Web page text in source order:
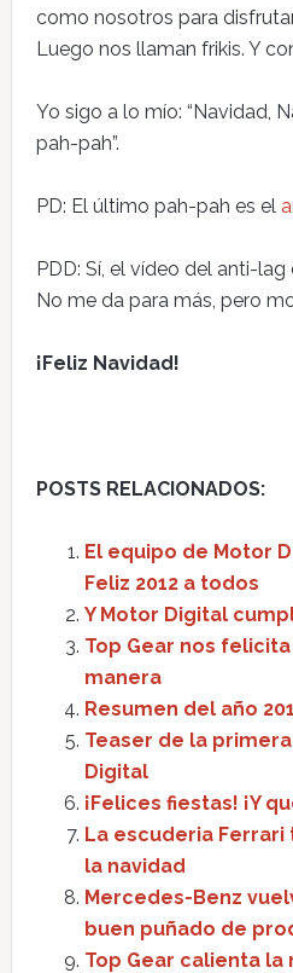
como nosotros para
Luego nos llaman frikis. Y
Yo sigo a lo mío: “Navidad,
pah-pah”.
PD: El último pah-pah es el
PDD: Sí, el vídeo del anti-
No me da para más, pero
¡Feliz Navidad!
POSTS RELACIONADOS:
El equipo de Motor
Feliz 2012 a todos
Y Motor Digital
Top Gear nos
manera
Resumen del año
Teaser de la
Digital
¡Felices fiestas! ¡Y
La escuderia
la navidad
Mercedes-Benz
buen puñado de
Top Gear calienta la